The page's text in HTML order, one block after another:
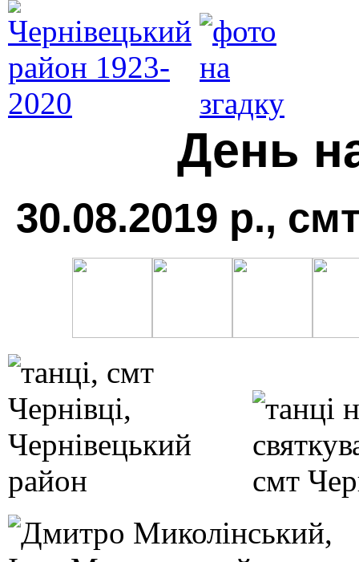
День
30.08.2019 р.,